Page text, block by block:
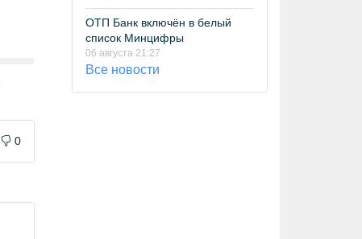
0
ОТП Банк включён в белый
список Минцифры
06 августа 21:27
Все новости